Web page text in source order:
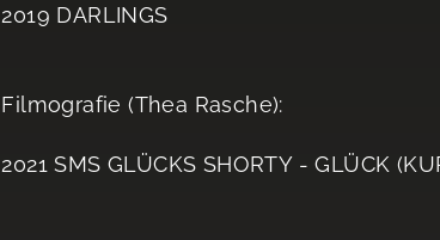
2019 DARLINGS
Filmografie (Thea Rasche):
2021 SMS GLÜCKS SHORTY - GLÜCK